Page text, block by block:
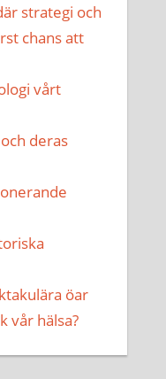
strategi och
chans att
vårt
deras
öar
vår hälsa?